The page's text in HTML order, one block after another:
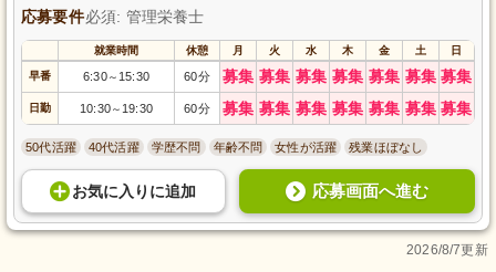
応募要件必須: 管理栄養士
就業時間 休憩 月 火 水 木 金 土 日
早番 6:30～ 15:30 60分 募集 募集 募集 募集 募集 募集 募集
日勤 10:30～ 19:30 60分 募集 募集 募集 募集 募集 募集 募集
50代活躍 40代活躍 学歴不問 年齢不問 女性が活躍 残業ほぼなし
お気に入り に追加 応募画面へ進む
2026/8/7更新